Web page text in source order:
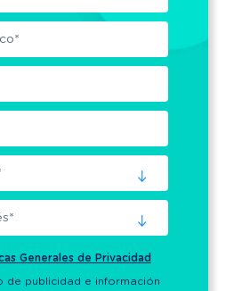
Generales de Privacidad
de publicidad e información